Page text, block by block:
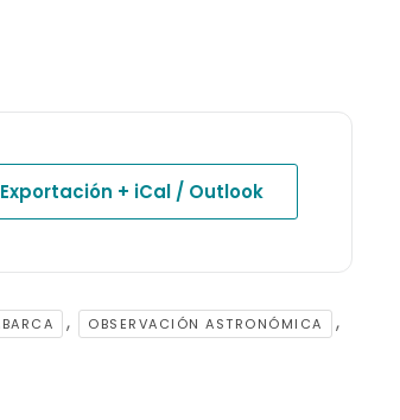
Exportación + iCal / Outlook
, OBSERVACIÓN ASTRONÓMICA ,